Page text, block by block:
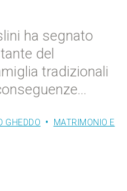
ha segnato
del
tradizionali
GHEDDO
MATRIMONIO E